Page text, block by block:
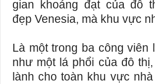
gian khoáng đạt của đô
đẹp Venesia, mà khu vực
Là một trong ba công viên
như một lá phổi của đô
lành cho toàn khu vực